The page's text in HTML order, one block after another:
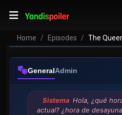
Home Episodes The
GeneralAdmin
Sistema Hola, ¿qué
actual? ¿hora de